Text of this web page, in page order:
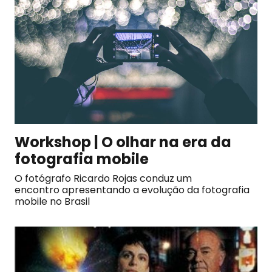
Workshop | O olhar na era da
fotografia mobile
O fotógrafo Ricardo Rojas conduz um
encontro apresentando a evolução da fotografia
mobile no Brasil